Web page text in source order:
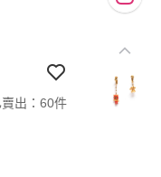
賣出：60件